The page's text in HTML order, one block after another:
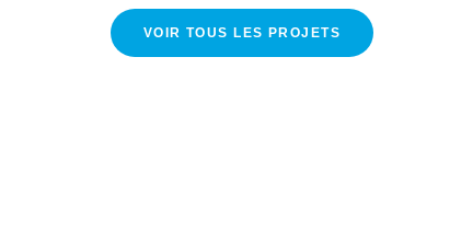
VOIR TOUS LES PROJETS